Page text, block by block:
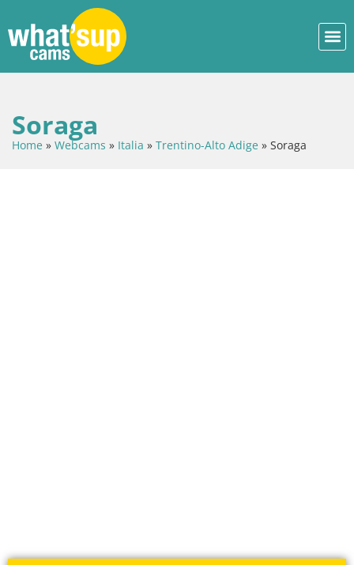
Soraga
Home » Webcams » Italia » Trentino-Alto Adige » Soraga